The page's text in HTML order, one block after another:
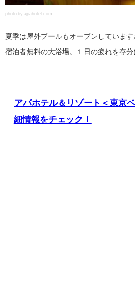
photo by apahotel.com
夏季は屋外プールもオープンしていま
宿泊者無料の大浴場。１日の疲れを存分
アパホテル＆リゾート＜東京
細情報をチェック！